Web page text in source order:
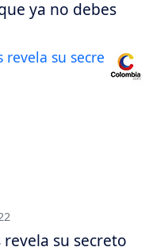
ya no debes
su secreto